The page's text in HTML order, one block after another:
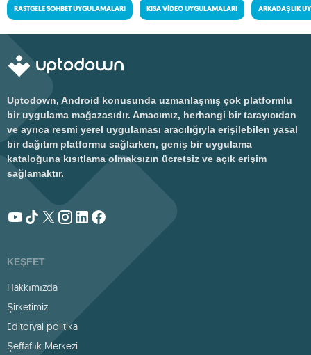
RASTGELE SOHBET UYGULAMALARI KISA VIDEO UYGULAMALARI ARKADAŞLIK
Uptodown, Android konusunda uzmanlaşmış çok platformlu
bir uygulama mağazasıdır. Amacımız, herhangi bir tarayıcıdan
ve ayrıca resmi yerel uygulaması aracılığıyla erişilebilen yasal
bir dağıtım platformu sağlarken, geniş bir uygulama
kataloğuna kısıtlama olmaksızın ücretsiz ve açık erişim
sağlamaktır.
KEŞFET
Hakkımızda
Şirketimiz
Editoryal politika
Şeffaflık Merkezi